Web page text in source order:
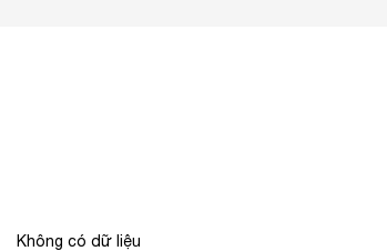
Không có dữ liệu